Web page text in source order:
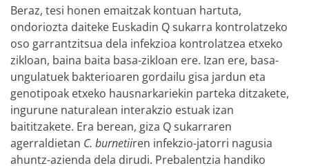
Beraz, tesi honen emaitzak kontuan hartuta,
ondoriozta daiteke Euskadin Q sukarra kontrolatzeko
oso garrantzitsua dela infekzioa kontrolatzea etxeko
zikloan, baina baita basa-zikloan ere. Izan ere, basa-
ungulatuek bakterioaren gordailu gisa jardun eta
genotipoak etxeko hausnarkariekin parteka ditzakete,
ingurune naturalean interakzio estuak izan
baititzakete. Era berean, giza Q sukarraren
agerraldietan C. burnetiiren infekzio-jatorri nagusia
ahuntz-azienda dela dirudi. Prebalentzia handiko